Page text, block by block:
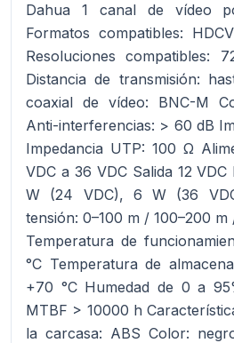
Dahua 1 canal de vídeo
Formatos compatibles:
Resoluciones compatibles:
Distancia de transmisión:
coaxial de vídeo: BNC-M
Anti-interferencias: > 60 dB
Impedancia UTP: 100 Ω
VDC a 36 VDC Salida 12
W (24 VDC), 6 W (36
tensión: 0–100 m / 100–200
Temperatura de
°C Temperatura de
+70 °C Humedad de 0 a
MTBF > 10000 h
la carcasa: ABS Color: